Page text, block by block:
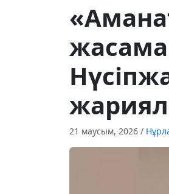
21 маусым, 2026 /